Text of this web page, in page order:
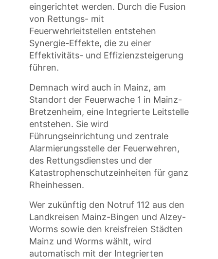
eingerichtet werden. Durch die Fusion
von Rettungs- mit
Feuerwehrleitstellen entstehen
Synergie-Effekte, die zu einer
Effektivitäts- und Effizienzsteigerung
führen.
Demnach wird auch in Mainz, am
Standort der Feuerwache 1 in Mainz-
Bretzenheim, eine Integrierte Leitstelle
entstehen. Sie wird
Führungseinrichtung und zentrale
Alarmierungsstelle der Feuerwehren,
des Rettungsdienstes und der
Katastrophenschutzeinheiten für ganz
Rheinhessen.
Wer zukünftig den Notruf 112 aus den
Landkreisen Mainz-Bingen und Alzey-
Worms sowie den kreisfreien Städten
Mainz und Worms wählt, wird
automatisch mit der Integrierten